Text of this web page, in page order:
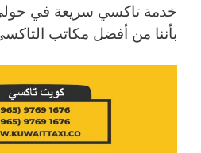
خدمة تاكسي سريعة في حولي
بأننا من أفضل مكاتب